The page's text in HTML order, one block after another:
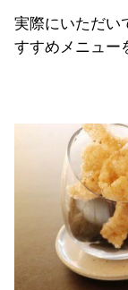
実際にいただい
すすめメニュー